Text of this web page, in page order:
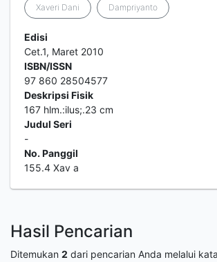
Xaveri Dani Dampriyanto
Edisi
Cet.1, Maret 2010
ISBN/ISSN
97 860 28504577
Deskripsi Fisik
167 hlm.:ilus;.23 cm
Judul Seri
-
No. Panggil
155.4 Xav a
Hasil Pencarian
Ditemukan 2 dari pencarian Anda melalui